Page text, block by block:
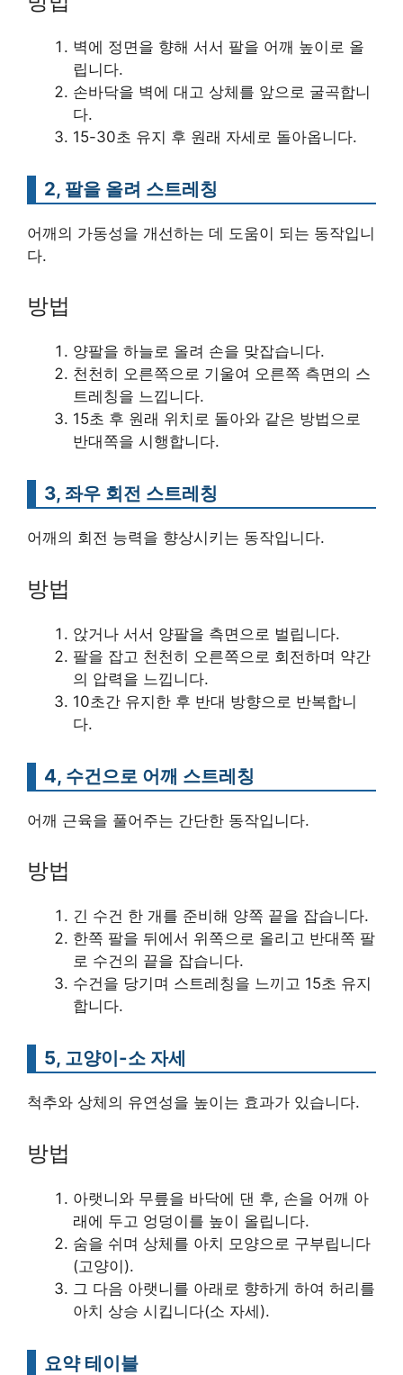
벽에 정면을 향해 서서 팔을 어깨 높이로 올
립니다.
손바닥을 벽에 대고 상체를 앞으로 굴곡합니
다.
15-30초 유지 후 원래 자세로 돌아옵니다.
2, 팔을 올려 스트레칭
어깨의 가동성을 개선하는 데 도움이 되는 동작입니
다.
방법
양팔을 하늘로 올려 손을 맞잡습니다.
천천히 오른쪽으로 기울여 오른쪽 측면의 스
트레칭을 느낍니다.
15초 후 원래 위치로 돌아와 같은 방법으로
반대쪽을 시행합니다.
3, 좌우 회전 스트레칭
어깨의 회전 능력을 향상시키는 동작입니다.
방법
앉거나 서서 양팔을 측면으로 벌립니다.
팔을 잡고 천천히 오른쪽으로 회전하며 약간
의 압력을 느낍니다.
10초간 유지한 후 반대 방향으로 반복합니
다.
4, 수건으로 어깨 스트레칭
어깨 근육을 풀어주는 간단한 동작입니다.
방법
긴 수건 한 개를 준비해 양쪽 끝을 잡습니다.
한쪽 팔을 뒤에서 위쪽으로 올리고 반대쪽 팔
로 수건의 끝을 잡습니다.
수건을 당기며 스트레칭을 느끼고 15초 유지
합니다.
5, 고양이-소 자세
척추와 상체의 유연성을 높이는 효과가 있습니다.
방법
아랫니와 무릎을 바닥에 댄 후, 손을 어깨 아
래에 두고 엉덩이를 높이 올립니다.
숨을 쉬며 상체를 아치 모양으로 구부립니다
(고양이).
그 다음 아랫니를 아래로 향하게 하여 허리를
아치 상승 시킵니다(소 자세).
요약 테이블